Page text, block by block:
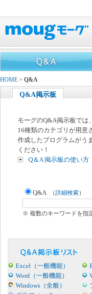
HOME > Q&A
Q&A掲示板
モーグのQ&A掲示板では
16種類のカテゴリが用意
作成したプログラムがう
ください！
Q＆A 掲示板の使い方
Q&A （詳細検索）
※ 複数のキーワードを指
Excel（一般機能）
Word（一般機能）
Windows（全般）